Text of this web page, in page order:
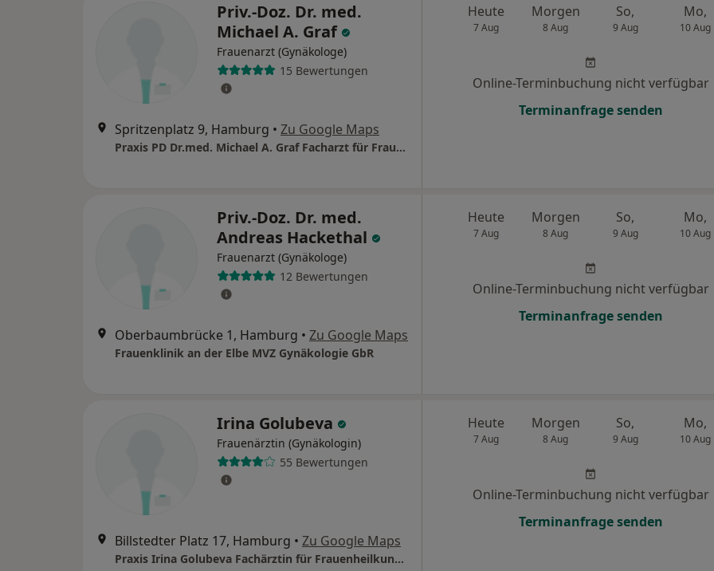
Priv.-Doz. Dr. med.
Michael A. Graf
Frauenarzt (Gynäkologe)
15 Bewertungen
Spritzenplatz 9, Hamburg • Zu Google Maps
Praxis PD Dr.med. Michael A. Graf Facharzt für Frauenheilkunde und Geburtshilfe
Heute
7 Aug
Morgen
8 Aug
So,
9 Aug
Mo,
10 Aug
Online-Terminbuchung nicht verfügbar
Terminanfrage senden
Priv.-Doz. Dr. med.
Andreas Hackethal
Frauenarzt (Gynäkologe)
12 Bewertungen
Oberbaumbrücke 1, Hamburg • Zu Google Maps
Frauenklinik an der Elbe MVZ Gynäkologie GbR
Heute
7 Aug
Morgen
8 Aug
So,
9 Aug
Mo,
10 Aug
Online-Terminbuchung nicht verfügbar
Terminanfrage senden
Irina Golubeva
Frauenärztin (Gynäkologin)
55 Bewertungen
Billstedter Platz 17, Hamburg • Zu Google Maps
Praxis Irina Golubeva Fachärztin für Frauenheilkunde und Geburtshilfe
Heute
7 Aug
Morgen
8 Aug
So,
9 Aug
Mo,
10 Aug
Online-Terminbuchung nicht verfügbar
Terminanfrage senden